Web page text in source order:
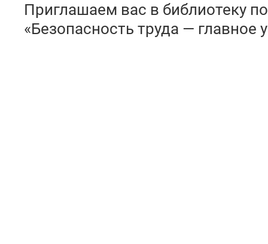
Приглашаем вас в библиотеку
«Безопасность труда — главное